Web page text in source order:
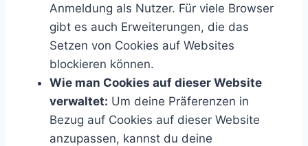
Anmeldung als Nutzer. Für viele Browser
gibt es auch Erweiterungen, die das
Setzen von Cookies auf Websites
blockieren können.
Wie man Cookies auf dieser Website
verwaltet: Um deine Präferenzen in
Bezug auf Cookies auf dieser Website
anzupassen, kannst du deine